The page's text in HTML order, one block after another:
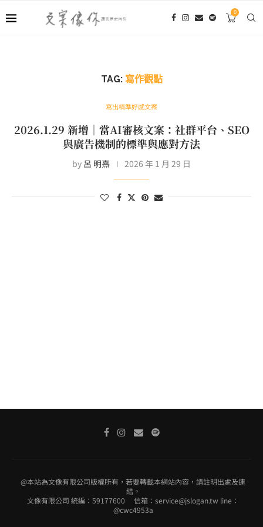
0
TAG: 寫作觀點
寫出精準好感文案
2026.1.29 新增｜當AI審核文案：社群平台、SEO
與廣告機制的標準與應對方法
by 呂 明熹 2026 年 1 月 29 日
@本站為文像有限公司版權所有，若要轉載本網站內容，請註明出處及連
結。
文像有限公司 統編：59177600 信箱：service@jslogan.tw line：
@cwc4953a